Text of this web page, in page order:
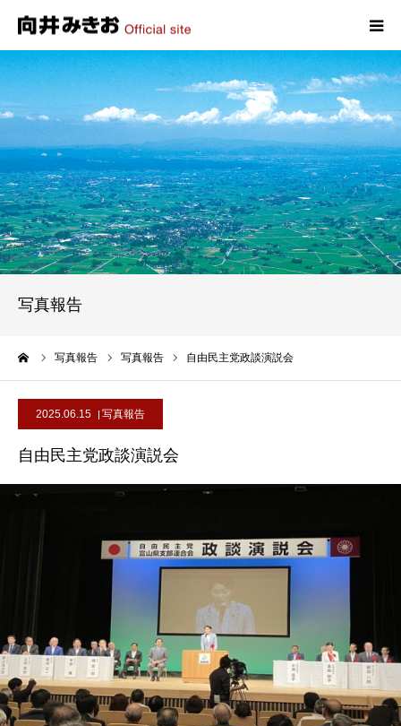
写真報告
写真報告 写真報告 自由民主党政談演説会
2025.06.15 写真報告
自由民主党政談演説会
HOME
プロフィール
政策
活動報告